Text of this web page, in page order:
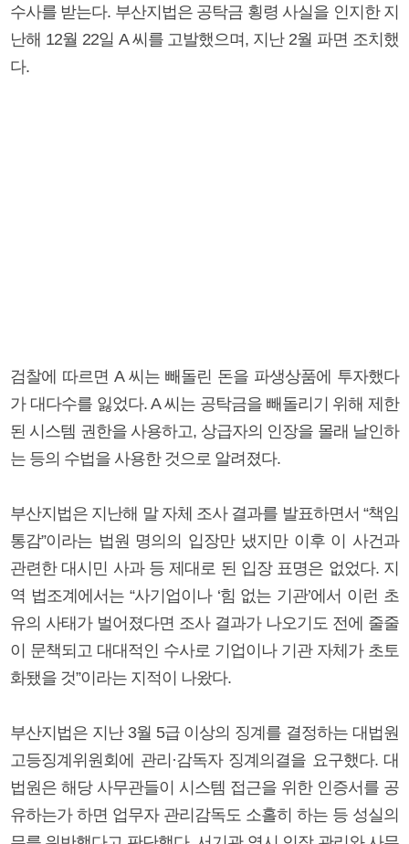
수사를 받는다. 부산지법은 공탁금 횡령 사실을 인지한 지
난해 12월 22일 A 씨를 고발했으며, 지난 2월 파면 조치했
다.
검찰에 따르면 A 씨는 빼돌린 돈을 파생상품에 투자했다
가 대다수를 잃었다. A 씨는 공탁금을 빼돌리기 위해 제한
된 시스템 권한을 사용하고, 상급자의 인장을 몰래 날인하
는 등의 수법을 사용한 것으로 알려졌다.
부산지법은 지난해 말 자체 조사 결과를 발표하면서 “책임
통감”이라는 법원 명의의 입장만 냈지만 이후 이 사건과
관련한 대시민 사과 등 제대로 된 입장 표명은 없었다. 지
역 법조계에서는 “사기업이나 ‘힘 없는 기관’에서 이런 초
유의 사태가 벌어졌다면 조사 결과가 나오기도 전에 줄줄
이 문책되고 대대적인 수사로 기업이나 기관 자체가 초토
화됐을 것”이라는 지적이 나왔다.
부산지법은 지난 3월 5급 이상의 징계를 결정하는 대법원
고등징계위원회에 관리·감독자 징계의결을 요구했다. 대
법원은 해당 사무관들이 시스템 접근을 위한 인증서를 공
유하는가 하면 업무자 관리감독도 소홀히 하는 등 성실의